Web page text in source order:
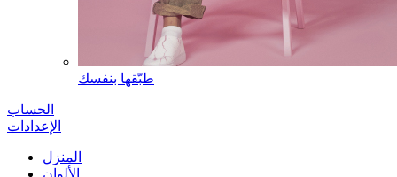
طبّقها بنفسك
الحساب
الإعدادات
المنزل
الألوان